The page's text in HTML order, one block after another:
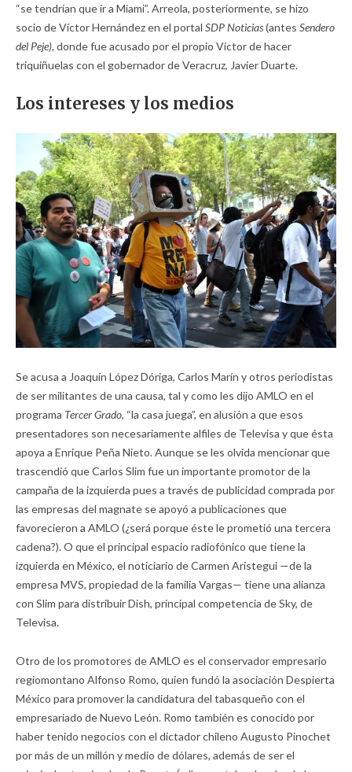
“se tendrían que ir a Miami”. Arreola, posteriormente, se hizo
socio de Víctor Hernández en el portal SDP Noticias(antes Sendero
del Peje), donde fue acusado por el propio Víctor de hacer
triquiñuelas con el gobernador de Veracruz, Javier Duarte.
Los intereses y los medios
Se acusa a Joaquín López Dóriga, Carlos Marín y otros periodistas
de ser militantes de una causa, tal y como les dijo AMLO en el
programa Tercer Grado, “la casa juega”, en alusión a que esos
presentadores son necesariamente alfiles de Televisa y que ésta
apoya a Enrique Peña Nieto. Aunque se les olvida mencionar que
trascendió que Carlos Slim fue un importante promotor de la
campaña de la izquierda pues a través de publicidad comprada por
las empresas del magnate se apoyó a publicaciones que
favorecieron a AMLO (¿será porque éste le prometió una tercera
cadena?). O que el principal espacio radiofónico que tiene la
izquierda en México, el noticiario de Carmen Aristegui —de la
empresa MVS, propiedad de la familia Vargas— tiene una alianza
con Slim para distribuir Dish, principal competencia de Sky, de
Televisa.
Otro de los promotores de AMLO es el conservador empresario
regiomontano Alfonso Romo, quien fundó la asociación Despierta
México para promover la candidatura del tabasqueño con el
empresariado de Nuevo León. Romo también es conocido por
haber tenido negocios con el dictador chileno Augusto Pinochet
por más de un millón y medio de dólares, además de ser el